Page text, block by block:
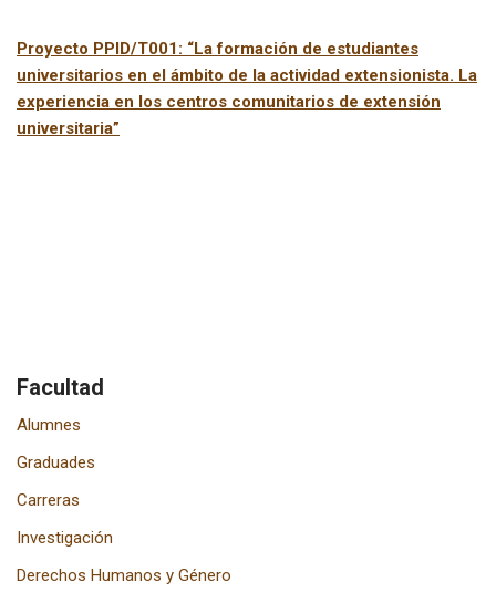
Proyecto PPID/T001: “La formación de estudiantes
universitarios en el ámbito de la actividad extensionista. La
experiencia en los centros comunitarios de extensión
universitaria”
Facultad
Alumnes
Graduades
Carreras
Investigación
Derechos Humanos y Género